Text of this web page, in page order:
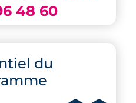
48 60
du